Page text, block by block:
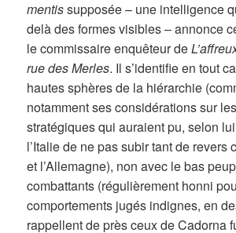
mentissupposée – une intelligence
delà des formes visibles – annonce
le commissaire enquêteur de
rue des Merles. Il s’identifie en tout
hautes sphères de la hiérarchie
notamment ses considérations sur
stratégiques qui auraient pu, selon
l’Italie de ne pas subir tant de revers
et l’Allemagne), non avec le bas
combattants (régulièrement honni
comportements jugés indignes, en
rappellent de près ceux de Cadorna